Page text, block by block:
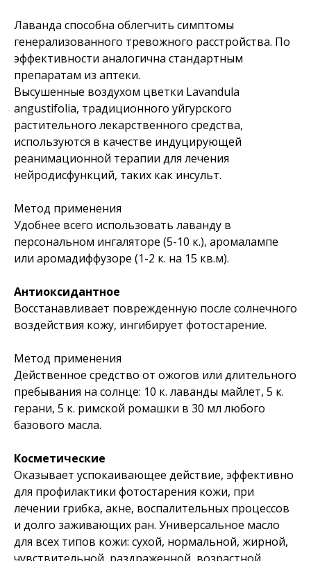
Лаванда способна облегчить симптомы
генерализованного тревожного расстройства. По
эффективности аналогична стандартным
препаратам из аптеки.
Высушенные воздухом цветки Lavandula
angustifolia, традиционного уйгурского
растительного лекарственного средства,
используются в качестве индуцирующей
реанимационной терапии для лечения
нейродисфункций, таких как инсульт.
Метод применения
Удобнее всего использовать лаванду в
персональном ингаляторе (5-10 к.), аромалампе
или аромадиффузоре (1-2 к. на 15 кв.м).
Антиоксидантное
Восстанавливает поврежденную после солнечного
воздействия кожу, ингибирует фотостарение.
Метод применения
Действенное средство от ожогов или длительного
пребывания на солнце: 10 к. лаванды майлет, 5 к.
герани, 5 к. римской ромашки в 30 мл любого
базового масла.
Косметические
Оказывает успокаивающее действие, эффективно
для профилактики фотостарения кожи, при
лечении грибка, акне, воспалительных процессов
и долго заживающих ран. Универсальное масло
для всех типов кожи: сухой, нормальной, жирной,